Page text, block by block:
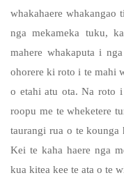
whakahaere whakangao
nga mekameka tuku,
mahere whakaputa i
ohorere ki roto i te mahi
o etahi atu ota. Na roto
roopu me te wheketere
taurangi rua o te
Kei te kaha haere nga
kua kitea kee te ata o te